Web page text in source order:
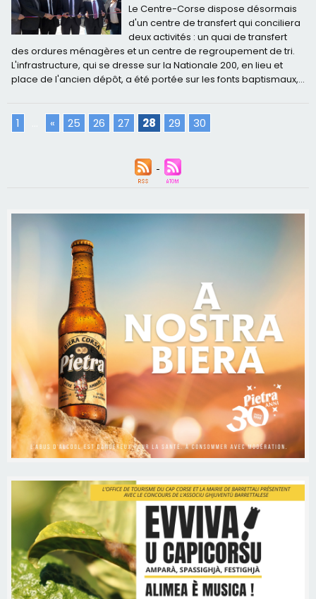
Le Centre-Corse dispose désormais
d'un centre de transfert qui conciliera
deux activités : un quai de transfert
des ordures ménagères et un centre de regroupement de tri.
L'infrastructure, qui se dresse sur la Nationale 200, en lieu et
place de l'ancien dépôt, a été portée sur les fonts baptismaux,...
1 « 25 26 27 28 29 30